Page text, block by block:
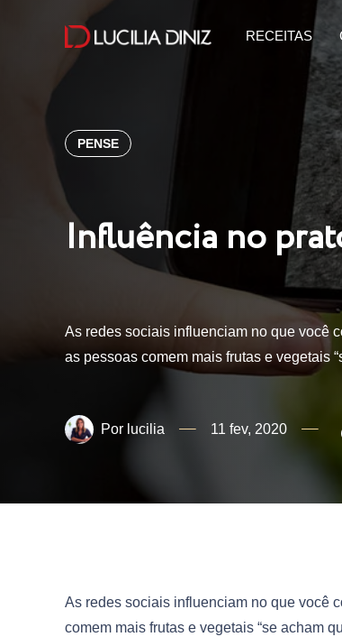
RECEITAS
PENSE
Influência no
As redes sociais influenciam no que você
as pessoas comem mais frutas e vegetais
lucilia 11 fev, 2020
As redes sociais influenciam no que você
comem mais frutas e vegetais “se acham